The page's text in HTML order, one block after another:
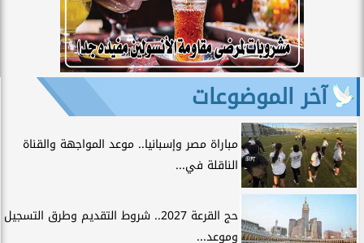
آخر الموضوعات
مباراة مصر وإسبانيا.. موعد المواجهة والقناة
الناقلة في...
حج القرعة 2027.. شروط التقديم وطرق التسجيل
وموعد...